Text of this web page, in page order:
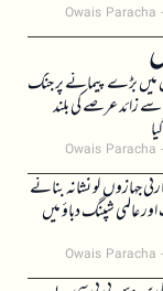
Owais Paracha
میں بڑے پیمانے پر جنگ
زائد عرصے کی بلند
Owais Paracha
جہازوں کو نشانہ بنانے
عالمی شپنگ دباؤ میں
Owais Paracha